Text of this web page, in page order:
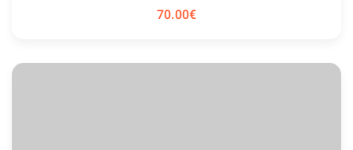
70.00€